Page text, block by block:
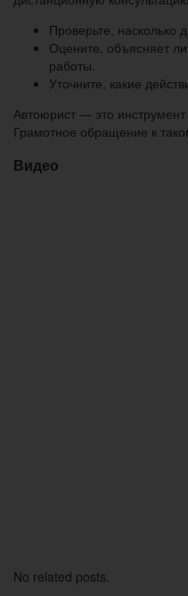
Проверьте, насколько
Оцените, объясняет
работы.
Уточните, какие
Автоюрист — это
Грамотное обращение к
Видео
No related posts.